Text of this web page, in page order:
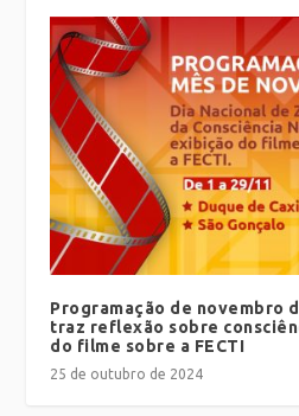
Programação de novembro
traz reflexão sobre
do filme sobre a FECTI
25 de outubro de 2024